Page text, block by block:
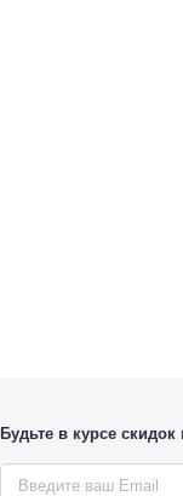
Будьте в курсе скидок